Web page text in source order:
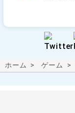
ホーム ゲーム